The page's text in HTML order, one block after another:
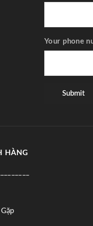
Your phone
HÀNG